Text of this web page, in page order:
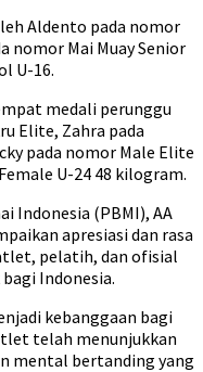
Aldento pada nomor
nomor Mai Muay Senior
U-16.
medali perunggu
Elite, Zahra pada
pada nomor Male Elite
U-24 48 kilogram.
Indonesia (PBMI), AA
apresiasi dan rasa
pelatih, dan ofisial
Indonesia.
kebanggaan bagi
telah menunjukkan
mental bertanding yang